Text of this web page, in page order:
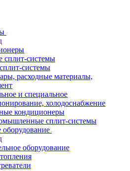
сплит-системы
системы
расходные материалы,
и специальное
холодоснабжение
кондиционеры
сплит-системы
оборудование